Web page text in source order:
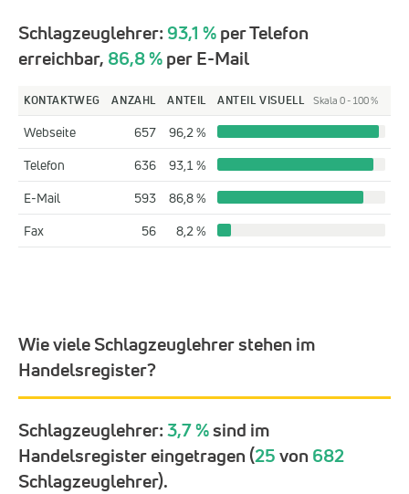
Schlagzeuglehrer:93,1 %per Telefon
erreichbar, 86,8 %per E-Mail
KONTAKTWEG ANZAHL ANTEIL ANTEIL VISUELL Skala 0 - 100 %
Webseite 657
96,2 %
Telefon
636
93,1 %
E-Mail
593
86,8 %
Fax
56 8,2 %
Wie viele Schlagzeuglehrer stehen im
Handelsregister?
Schlagzeuglehrer:3,7 %sind im
Handelsregister eingetragen (25von 682
Schlagzeuglehrer).